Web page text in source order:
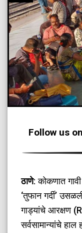
Follow us
ठाणे: कोकणात
‘तुफान गर्दी’
गाड्यांचे आरक्षण
सर्वसामान्यांचे